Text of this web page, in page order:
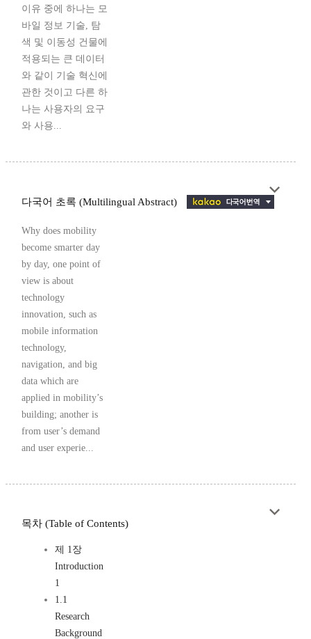
이유 중에 하나는 모
바일 정보 기술, 탐
색 및 이동성 건물에
적용되는 큰 데이터
와 같이 기술 혁신에
관한 것이고 다른 하
나는 사용자의 요구
와 사용...
다국어 초록 (Multilingual Abstract)
Why does mobility
become smarter day
by day, one point of
view is about
technology
innovation, such as
mobile information
technology,
navigation, and big
data which are
applied in mobility’s
building; another is
from user’s demand
and user experie...
목차 (Table of Contents)
제 1장
Introduction
1
1.1
Research
Background